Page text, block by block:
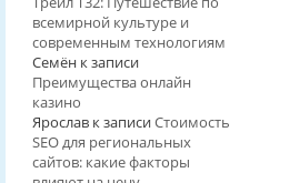
всемирной культуре и
современным технологиям
Семёнк записи
Преимущества онлайн
казино
Ярославк записиСтоимость
SEO для региональных
сайтов: какие факторы